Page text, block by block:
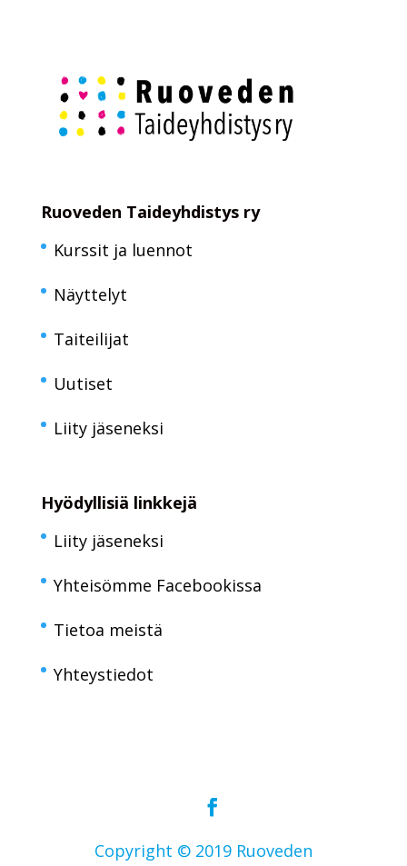
Ruoveden Taideyhdistys ry
Kurssit ja luennot
Näyttelyt
Taiteilijat
Uutiset
Liity jäseneksi
Hyödyllisiä linkkejä
Liity jäseneksi
Yhteisömme Facebookissa
Tietoa meistä
Yhteystiedot
Copyright © 2019 Ruoveden